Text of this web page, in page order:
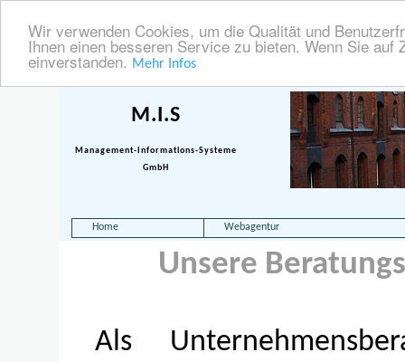
Wir verwenden Cookies, um die Qualität und
Ihnen einen besseren Service zu bieten. Wenn Sie
einverstanden. Mehr Infos
M.I.S
Management-Informations-Systeme
GmbH
Home Webagentur
Unsere
Als